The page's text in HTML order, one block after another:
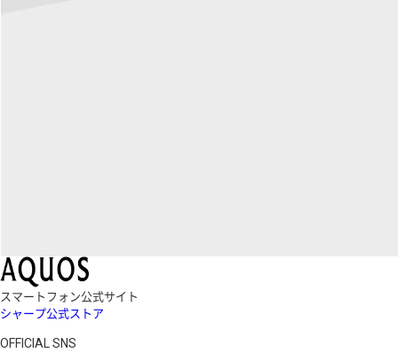
スマートフォン公式サイト
シャープ公式ストア
OFFICIAL SNS